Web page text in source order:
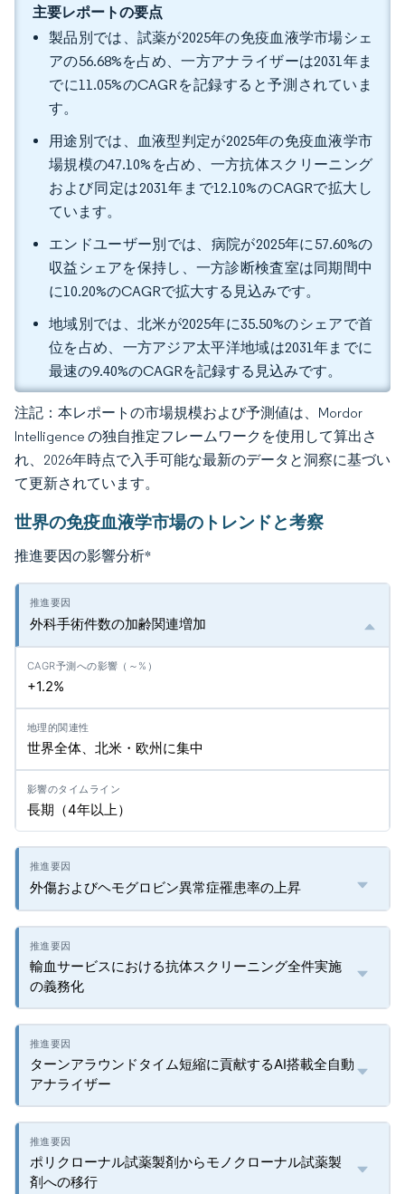
主要レポートの要点
製品別では、試薬が2025年の免疫血液学市場シェ
アの56.68%を占め、一方アナライザーは2031年ま
でに11.05%のCAGRを記録すると予測されていま
す。
用途別では、血液型判定が2025年の免疫血液学市
場規模の47.10%を占め、一方抗体スクリーニング
および同定は2031年まで12.10%のCAGRで拡大し
ています。
エンドユーザー別では、病院が2025年に57.60%の
収益シェアを保持し、一方診断検査室は同期間中
に10.20%のCAGRで拡大する見込みです。
地域別では、北米が2025年に35.50%のシェアで首
位を占め、一方アジア太平洋地域は2031年までに
最速の9.40%のCAGRを記録する見込みです。
注記：本レポートの市場規模および予測値は、Mordor
Intelligence の独自推定フレームワークを使用して算出さ
れ、2026年時点で入手可能な最新のデータと洞察に基づい
て更新されています。
世界の免疫血液学市場のトレンドと考察
推進要因の影響分析*
外科手術件数の加齢関連増加
+1.2%
世界全体、北米・欧州に集中
長期（4年以上）
外傷およびヘモグロビン異常症罹患率の上昇
輸血サービスにおける抗体スクリーニング全件実施
の義務化
ターンアラウンドタイム短縮に貢献するAI搭載全自動
アナライザー
ポリクローナル試薬製剤からモノクローナル試薬製
剤への移行